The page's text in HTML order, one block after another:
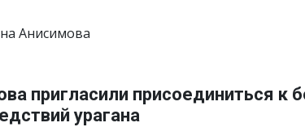
Анисимова
пригласили присоединиться к
урагана